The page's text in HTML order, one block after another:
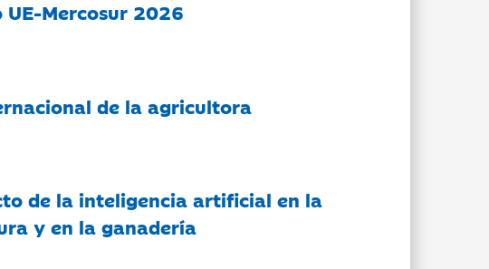
UE-Mercosur 2026
de la agricultora
de la inteligencia artificial en la
y en la ganadería